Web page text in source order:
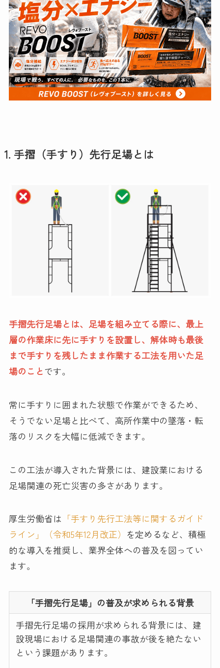
1. 手摺（手すり）先行足場とは
手摺先行足場とは、足場を組み立てる際に、最上
層の作業床に先に手すりを設置し、解体時も最後
まで手すりを残したまま作業する工法を用いた足
場のことです。
常に手すりに囲まれた状態で作業ができるため、
そうでない足場と比べて、高所作業中の墜落・転
落のリスクを大幅に低減できます。
この工法が導入された背景には、建設業における
足場関連の死亡災害の多さがあります。
厚生労働省は 「手すり先行工法等に関するガイド
ライン」（令和5年12月改正） を定めるなど、積極
的な導入を推奨し、業界全体への普及を図ってい
ます。
「手摺先行足場」の普及が求められる背景
手摺先行足場の採用が求められる背景には、建
設現場における足場関連の事故が後を絶たない
という課題があります。